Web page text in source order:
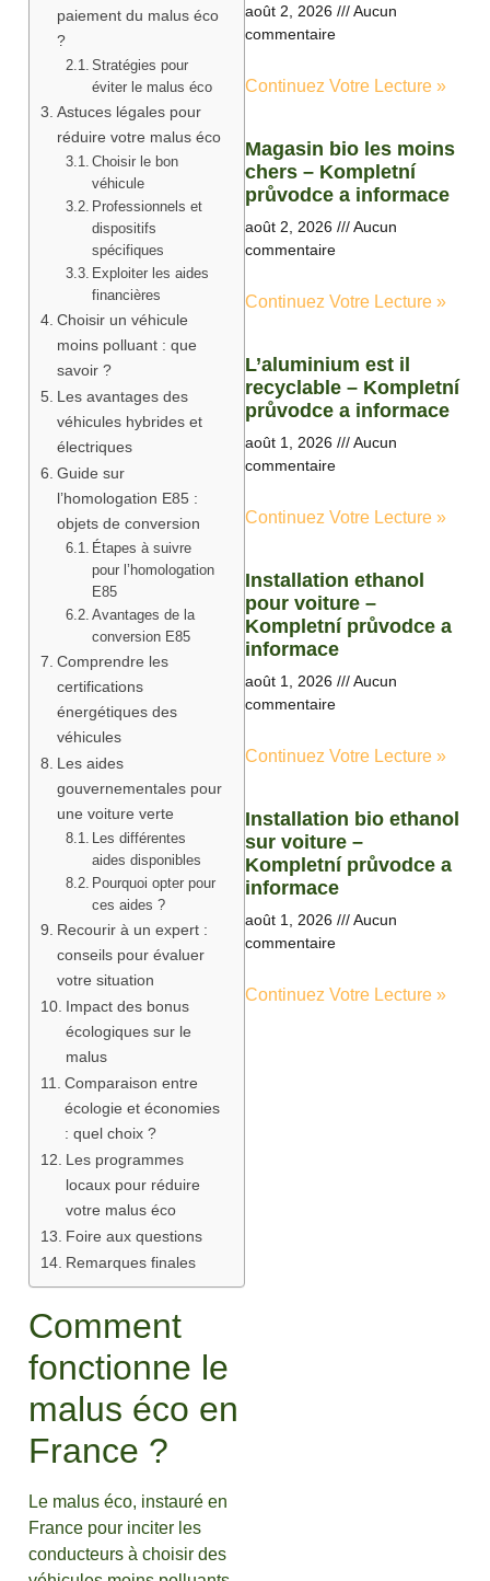
paiement du malus éco
?
Stratégies pour
éviter le malus éco
Astuces légales pour
réduire votre malus éco
Choisir le bon
véhicule
Professionnels et
dispositifs
spécifiques
Exploiter les aides
financières
Choisir un véhicule
moins polluant : que
savoir ?
Les avantages des
véhicules hybrides et
électriques
Guide sur
l’homologation E85 :
objets de conversion
Étapes à suivre
pour l’homologation
E85
Avantages de la
conversion E85
Comprendre les
certifications
énergétiques des
véhicules
Les aides
gouvernementales pour
une voiture verte
Les différentes
aides disponibles
Pourquoi opter pour
ces aides ?
Recourir à un expert :
conseils pour évaluer
votre situation
Impact des bonus
écologiques sur le
malus
Comparaison entre
écologie et économies
: quel choix ?
Les programmes
locaux pour réduire
votre malus éco
Foire aux questions
Remarques finales
Comment
fonctionne le
malus éco en
France ?
Le malus éco, instauré en
France pour inciter les
conducteurs à choisir des
août 2, 2026
Aucun
commentaire
Continuez Votre Lecture »
Magasin bio les moins
chers – Kompletní
průvodce a informace
août 2, 2026
Aucun
commentaire
Continuez Votre Lecture »
L’aluminium est il
recyclable – Kompletní
průvodce a informace
août 1, 2026
Aucun
commentaire
Continuez Votre Lecture »
Installation ethanol
pour voiture –
Kompletní průvodce a
informace
août 1, 2026
Aucun
commentaire
Continuez Votre Lecture »
Installation bio ethanol
sur voiture –
Kompletní průvodce a
informace
août 1, 2026
Aucun
commentaire
Continuez Votre Lecture »